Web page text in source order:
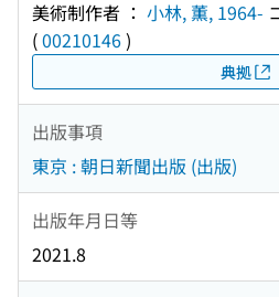
美術制作者 ： 小林, 薫, 1964-
(00210146)
典拠
出版事項
東京 : 朝日新聞出版 (出版)
出版年月日等
2021.8